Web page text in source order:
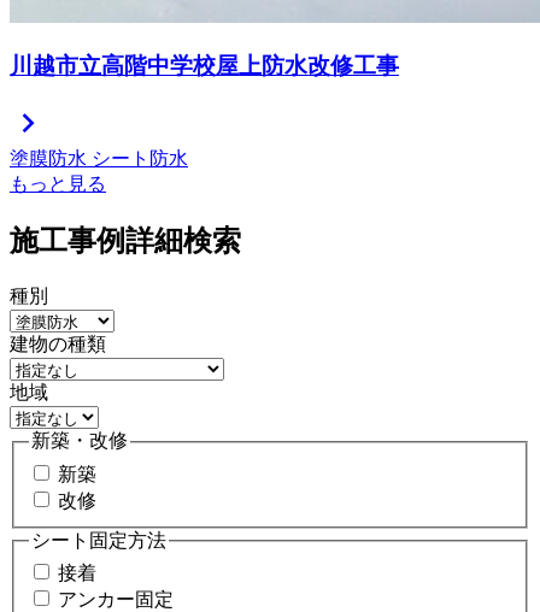
川越市立高階中学校屋上防水改修工事
chevron_right
塗膜防水 シート防水
もっと見る
施工事例詳細検索
種別
建物の種類
地域
新築・改修
新築
改修
シート固定方法
接着
アンカー固定